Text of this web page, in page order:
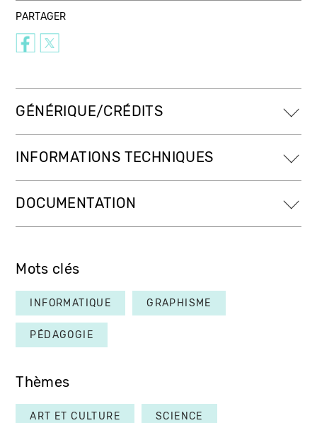
PARTAGER
GÉNÉRIQUE/CRÉDITS
INFORMATIONS TECHNIQUES
DOCUMENTATION
Mots clés
INFORMATIQUE GRAPHISME
PÉDAGOGIE
Thèmes
ART ET CULTURE SCIENCE